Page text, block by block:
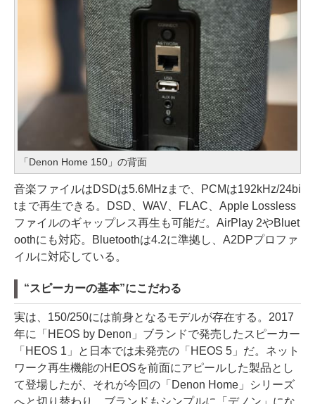
「Denon Home 150」の背面
音楽ファイルはDSDは5.6MHzまで、PCMは192kHz/24bi
tまで再生できる。DSD、WAV、FLAC、Apple Lossless
ファイルのギャップレス再生も可能だ。AirPlay 2やBluet
oothにも対応。Bluetoothは4.2に準拠し、A2DPプロファ
イルに対応している。
“スピーカーの基本”にこだわる
実は、150/250には前身となるモデルが存在する。2017
年に「HEOS by Denon」ブランドで発売したスピーカー
「HEOS 1」と日本では未発売の「HEOS 5」だ。ネット
ワーク再生機能のHEOSを前面にアピールした製品とし
て登場したが、それが今回の「Denon Home」シリーズ
へと切り替わり、ブランドもシンプルに「デノン」にな